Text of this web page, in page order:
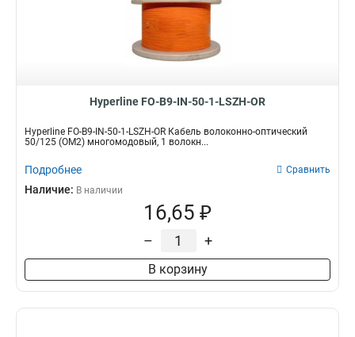
Hyperline FO-B9-IN-50-1-LSZH-OR
Hyperline FO-B9-IN-50-1-LSZH-OR Кабель волоконно-оптический
50/125 (OM2) многомодовый, 1 волокн...
Подробнее Сравнить
Наличие: В наличии
16,65 ₽
– +
В корзину